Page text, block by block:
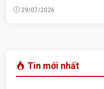
29/07/2026
Tin mới nhất